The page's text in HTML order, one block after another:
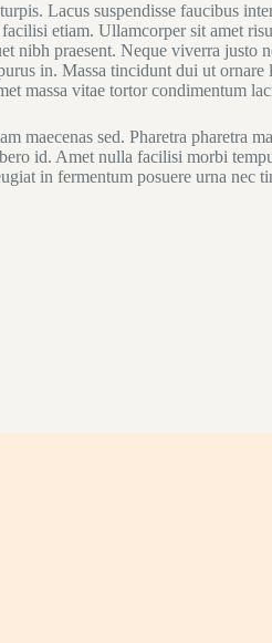
Lacus suspendisse faucibus
etiam. Ullamcorper sit amet
nibh praesent. Neque viverra justo
in. Massa tincidunt dui ut ornare
massa vitae tortor condimentum
sed. Pharetra pharetra
id. Amet nulla facilisi morbi
in fermentum posuere urna nec